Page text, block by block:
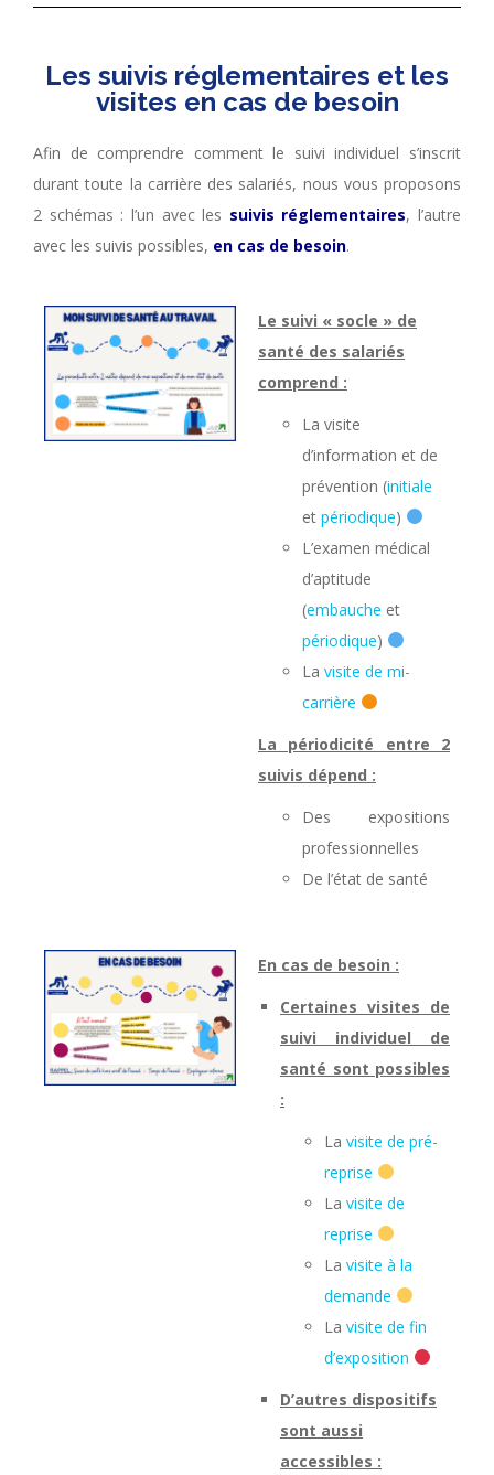
Les suivis réglementaires et les
visites en cas de besoin
Afin de comprendre comment le suivi individuel s’inscrit
durant toute la carrière des salariés, nous vous proposons
2 schémas : l’un avec les suivis réglementaires, l’autre
avec les suivis possibles, en cas de besoin.
Le suivi « socle » de
santé des salariés
comprend :
La visite
d’information et de
prévention (initiale
et périodique)
L’examen médical
d’aptitude
(embauche et
périodique)
La visite de mi-
carrière
La périodicité entre 2
suivis dépend :
Des expositions
professionnelles
De l’état de santé
En cas de besoin :
Certaines visites de
suivi individuel de
santé sont possibles
:
La visite de pré-
reprise
La visite de
reprise
La visite à la
demande
La visite de fin
d’exposition
D’autres dispositifs
sont aussi
accessibles :